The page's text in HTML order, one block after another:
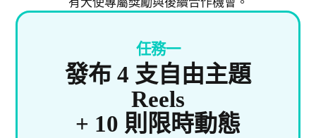
任務一
發布 4 支自由主題
Reels
+ 10 則限時動態